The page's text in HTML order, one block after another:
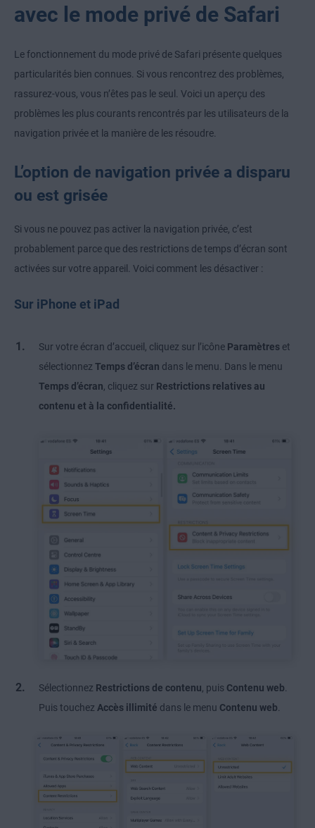
avec le mode privé de Safari
Le fonctionnement du mode privé de Safari présente quelques
particularités bien connues. Si vous rencontrez des problèmes,
rassurez-vous, vous n’êtes pas le seul. Voici un aperçu des
problèmes les plus courants rencontrés par les utilisateurs de la
navigation privée et la manière de les résoudre.
L’option de navigation privée a disparu
ou est grisée
Si vous ne pouvez pas activer la navigation privée, c’est
probablement parce que des restrictions de temps d’écran sont
activées sur votre appareil. Voici comment les désactiver :
Sur iPhone et iPad
Sur votre écran d’accueil, cliquez sur l’icône Paramètres et
sélectionnez Temps d’écran dans le menu. Dans le menu
Temps d’écran, cliquez sur Restrictions relatives au
contenu et à la confidentialité.
Sélectionnez Restrictions de contenu, puis Contenu web.
Puis touchez Accès illimité dans le menu Contenu web.